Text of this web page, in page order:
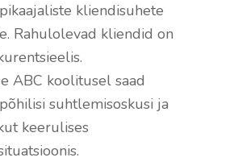
kliendisuhete
Rahulolevad kliendid on
ABC koolitusel saad
suhtlemisoskusi ja
keerulises